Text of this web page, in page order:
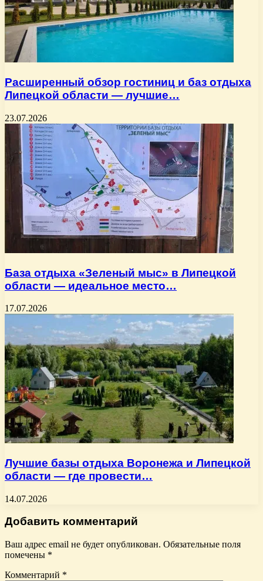
Расширенный обзор гостиниц и баз отдыха
Липецкой области — лучшие…
23.07.2026
База отдыха «Зеленый мыс» в Липецкой
области — идеальное место…
17.07.2026
Лучшие базы отдыха Воронежа и Липецкой
области — где провести…
14.07.2026
Добавить комментарий
Ваш адрес email не будет опубликован. Обязательные поля
помечены *
Комментарий *